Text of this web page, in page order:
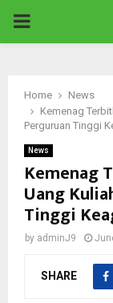
PRIMARY
Home
News
Kemenag
Perguruan Tinggi
News
Kemenag
Uang
Tinggi
by adminJ9
SHARE